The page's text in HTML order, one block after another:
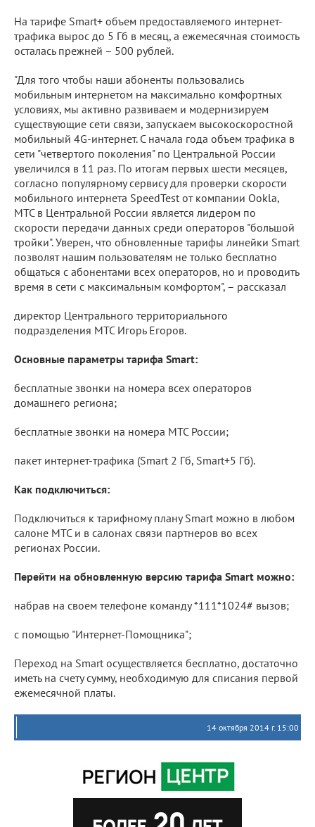
На тарифе Smart+ объем предоставляемого интернет-
трафика вырос до 5 Гб в месяц, а ежемесячная стоимость
осталась прежней – 500 рублей.
"Для того чтобы наши абоненты пользовались
мобильным интернетом на максимально комфортных
условиях, мы активно развиваем и модернизируем
существующие сети связи, запускаем высокоскоростной
мобильный 4G-интернет. С начала года объем трафика в
сети "четвертого поколения" по Центральной России
увеличился в 11 раз. По итогам первых шести месяцев,
согласно популярному сервису для проверки скорости
мобильного интернета SpeedTest от компании Ookla,
МТС в Центральной России является лидером по
скорости передачи данных среди операторов "большой
тройки". Уверен, что обновленные тарифы линейки Smart
позволят нашим пользователям не только бесплатно
общаться с абонентами всех операторов, но и проводить
время в сети с максимальным комфортом", – рассказал
директор Центрального территориального
подразделения МТС Игорь Егоров.
Основные параметры тарифа Smart:
бесплатные звонки на номера всех операторов
домашнего региона;
бесплатные звонки на номера МТС России;
пакет интернет-трафика (Smart 2 Гб, Smart+5 Гб).
Как подключиться:
Подключиться к тарифному плану Smart можно в любом
салоне МТС и в салонах связи партнеров во всех
регионах России.
Перейти на обновленную версию тарифа Smart можно:
набрав на своем телефоне команду *111*1024# вызов;
с помощью "Интернет-Помощника";
Переход на Smart осуществляется бесплатно, достаточно
иметь на счету сумму, необходимую для списания первой
ежемесячной платы.
14 октября 2014 г. 15:00